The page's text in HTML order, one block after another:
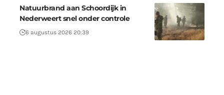
Natuurbrand aan Schoordijk in
Nederweert snel onder controle
6 augustus 2026 20:39